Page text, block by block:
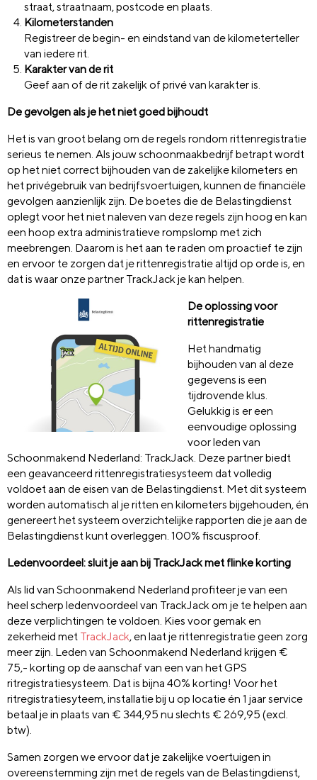
straat, straatnaam, postcode en plaats.
Kilometerstanden
Registreer de begin- en eindstand van de kilometerteller
van iedere rit.
Karakter van de rit
Geef aan of de rit zakelijk of privé van karakter is.
De gevolgen als je het niet goed bijhoudt
Het is van groot belang om de regels rondom rittenregistratie
serieus te nemen. Als jouw schoonmaakbedrijf betrapt wordt
op het niet correct bijhouden van de zakelijke kilometers en
het privégebruik van bedrijfsvoertuigen, kunnen de financiële
gevolgen aanzienlijk zijn. De boetes die de Belastingdienst
oplegt voor het niet naleven van deze regels zijn hoog en kan
een hoop extra administratieve rompslomp met zich
meebrengen. Daarom is het aan te raden om proactief te zijn
en ervoor te zorgen dat je rittenregistratie altijd op orde is, en
dat is waar onze partner TrackJack je kan helpen.
De oplossing voor
rittenregistratie
Het handmatig
bijhouden van al deze
gegevens is een
tijdrovende klus.
Gelukkig is er een
eenvoudige oplossing
voor leden van
Schoonmakend Nederland: TrackJack. Deze partner biedt
een geavanceerd rittenregistratiesysteem dat volledig
voldoet aan de eisen van de Belastingdienst. Met dit systeem
worden automatisch al je ritten en kilometers bijgehouden, én
genereert het systeem overzichtelijke rapporten die je aan de
Belastingdienst kunt overleggen. 100% fiscusproof.
Ledenvoordeel: sluit je aan bij TrackJack met flinke korting
Als lid van Schoonmakend Nederland profiteer je van een
heel scherp ledenvoordeel van TrackJack om je te helpen aan
deze verplichtingen te voldoen. Kies voor gemak en
zekerheid met TrackJack, en laat je rittenregistratie geen zorg
meer zijn. Leden van Schoonmakend Nederland krijgen €
75,- korting op de aanschaf van een van het GPS
ritregistratiesysteem. Dat is bijna 40% korting! Voor het
ritregistratiesyteem, installatie bij u op locatie én 1 jaar service
betaal je in plaats van € 344,95 nu slechts € 269,95 (excl.
btw).
Samen zorgen we ervoor dat je zakelijke voertuigen in
overeenstemming zijn met de regels van de Belastingdienst,